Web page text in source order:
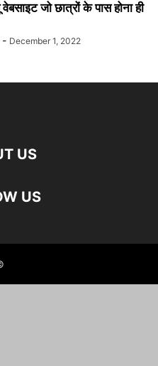
जो छात्रों के पास होना ही
- December 1, 2022
US
US